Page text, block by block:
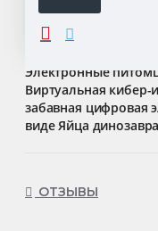
ОПИСАНИЕ
Электронные
Виртуальная
забавная цифровая
виде Яйца
ОТЗЫВЫ